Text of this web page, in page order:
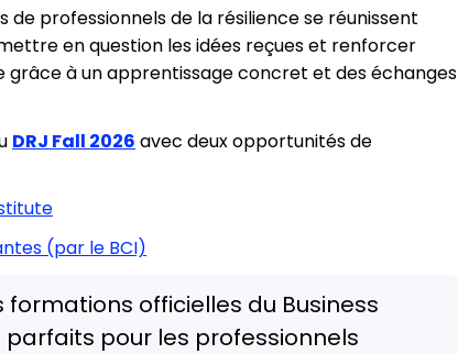
de professionnels de la résilience se réunissent
en question les idées reçues et renforcer
grâce à un apprentissage concret et des échanges
DRJ Fall 2026 avec deux opportunités de
(par le BCI)
officielles du Business
pour les professionnels